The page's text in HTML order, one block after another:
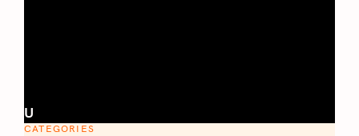
U
CATEGORIES